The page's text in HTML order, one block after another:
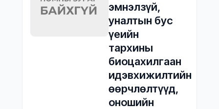
эмнэлзүй,
уналтын бус
үеийн
тархины
биоцахилгаан
идэвхижилтийн
өөрчлөлтүүд,
оношийн